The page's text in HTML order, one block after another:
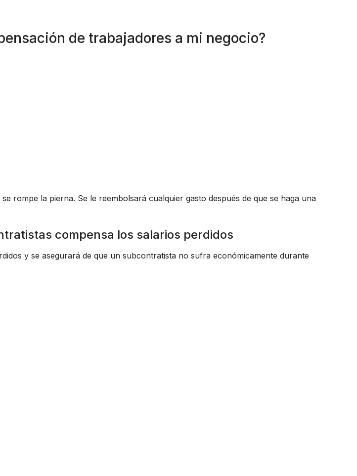
de trabajadores a mi negocio?
rompe la pierna. Se le reembolsará cualquier gasto después de que se haga una
compensa los salarios perdidos
y se asegurará de que un subcontratista no sufra económicamente durante